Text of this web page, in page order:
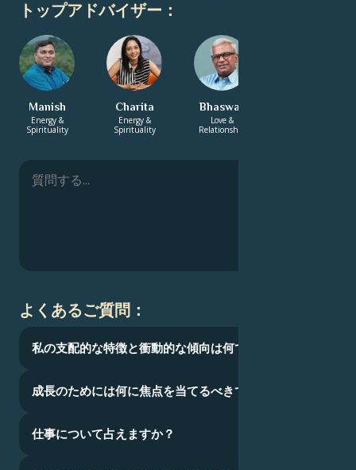
トップアドバイザー：
Manish
Energy &
Spirituality
Charita
Energy &
Spirituality
Bhaswar
Love &
Relationship
よくあるご質問：
私の支配的な特徴と衝動的な傾向は何ですか？
成長のためには何に焦点を当てるべきでしょうか？
仕事について占えますか？